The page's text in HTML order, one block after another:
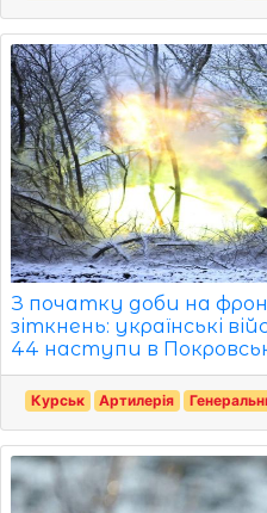
З початку доби на
зіткнень: українські
44 наступи в
Курськ Артилерія